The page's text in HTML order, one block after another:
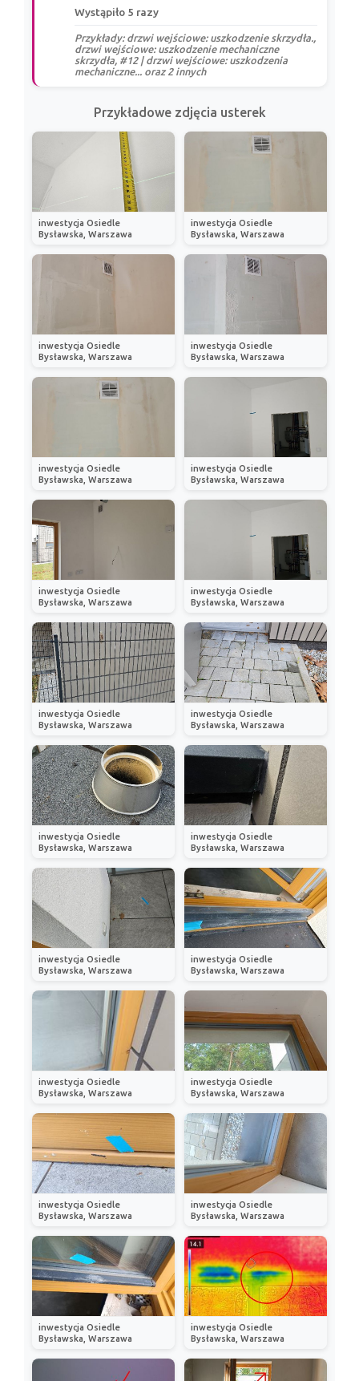
Wystąpiło 5 razy
Przykłady: drzwi wejściowe: uszkodzenie skrzydła.,
drzwi wejściowe: uszkodzenie mechaniczne
skrzydła, #12 | drzwi wejściowe: uszkodzenia
mechaniczne... oraz 2 innych
Przykładowe zdjęcia usterek
inwestycja Osiedle
Bysławska, Warszawa
inwestycja Osiedle
Bysławska, Warszawa
inwestycja Osiedle
Bysławska, Warszawa
inwestycja Osiedle
Bysławska, Warszawa
inwestycja Osiedle
Bysławska, Warszawa
inwestycja Osiedle
Bysławska, Warszawa
inwestycja Osiedle
Bysławska, Warszawa
inwestycja Osiedle
Bysławska, Warszawa
inwestycja Osiedle
Bysławska, Warszawa
inwestycja Osiedle
Bysławska, Warszawa
inwestycja Osiedle
Bysławska, Warszawa
inwestycja Osiedle
Bysławska, Warszawa
inwestycja Osiedle
Bysławska, Warszawa
inwestycja Osiedle
Bysławska, Warszawa
inwestycja Osiedle
Bysławska, Warszawa
inwestycja Osiedle
Bysławska, Warszawa
inwestycja Osiedle
Bysławska, Warszawa
inwestycja Osiedle
Bysławska, Warszawa
inwestycja Osiedle
Bysławska, Warszawa
inwestycja Osiedle
Bysławska, Warszawa